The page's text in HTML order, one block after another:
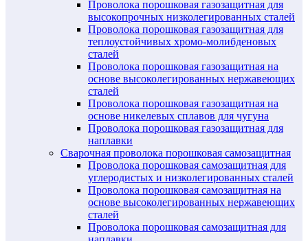
Проволока порошковая газозащитная для
высокопрочных низколегированных сталей
Проволока порошковая газозащитная для
теплоустойчивых хромо-молибденовых
сталей
Проволока порошковая газозащитная на
основе высоколегированных нержавеющих
сталей
Проволока порошковая газозащитная на
основе никелевых сплавов для чугуна
Проволока порошковая газозащитная для
наплавки
Сварочная проволока порошковая самозащитная
Проволока порошковая самозащитная для
углеродистых и низколегированных сталей
Проволока порошковая самозащитная на
основе высоколегированных нержавеющих
сталей
Проволока порошковая самозащитная для